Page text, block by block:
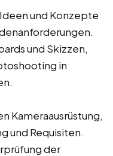
und Konzepte
und Skizzen,
in
Kameraausrüstung,
und Requisiten.
der